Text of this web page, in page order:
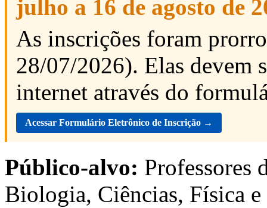
julho a 16 de agosto de
As inscrições foram
28/07/2026). Elas devem
internet através do
Acessar Formulário Eletrônico de Inscrição →
Público-alvo: Professores
Biologia, Ciências, Física